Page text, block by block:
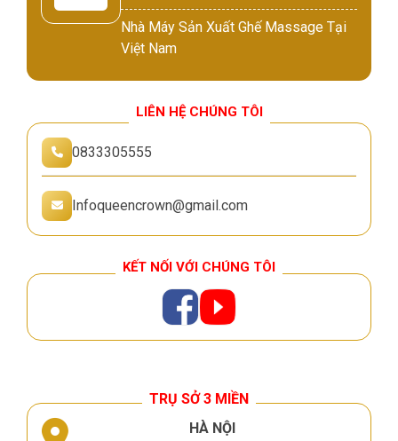
Nhà Máy Sản Xuất Ghế Massage Tại
Việt Nam
LIÊN HỆ CHÚNG TÔI
0833305555
Infoqueencrown@gmail.com
KẾT NỐI VỚI CHÚNG TÔI
TRỤ SỞ 3 MIỀN
HÀ NỘI